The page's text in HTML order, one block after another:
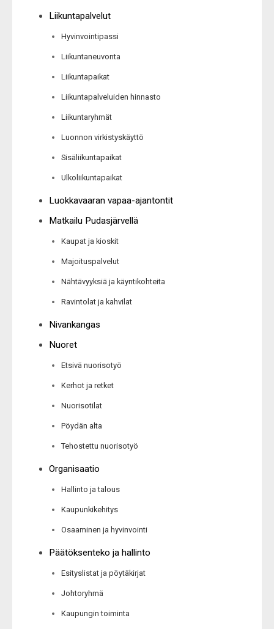
Liikuntapalvelut
Hyvinvointipassi
Liikuntaneuvonta
Liikuntapaikat
Liikuntapalveluiden hinnasto
Liikuntaryhmät
Luonnon virkistyskäyttö
Sisäliikuntapaikat
Ulkoliikuntapaikat
Luokkavaaran vapaa-ajantontit
Matkailu Pudasjärvellä
Kaupat ja kioskit
Majoituspalvelut
Nähtävyyksiä ja käyntikohteita
Ravintolat ja kahvilat
Nivankangas
Nuoret
Etsivä nuorisotyö
Kerhot ja retket
Nuorisotilat
Pöydän alta
Tehostettu nuorisotyö
Organisaatio
Hallinto ja talous
Kaupunkikehitys
Osaaminen ja hyvinvointi
Päätöksenteko ja hallinto
Esityslistat ja pöytäkirjat
Johtoryhmä
Kaupungin toiminta